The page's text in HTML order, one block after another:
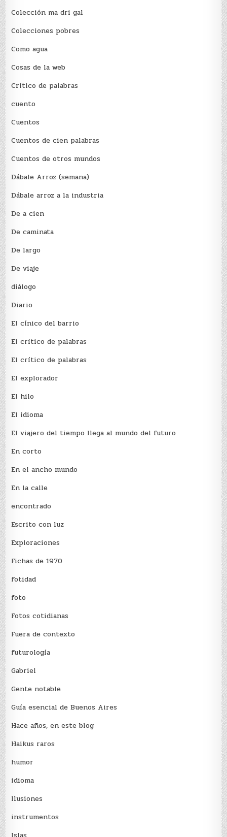
Colección ma dri gal
Colecciones pobres
Como agua
Cosas de la web
Crítico de palabras
cuento
Cuentos
Cuentos de cien palabras
Cuentos de otros mundos
Dábale Arroz (semana)
Dábale arroz a la industria
De a cien
De caminata
De largo
De viaje
diálogo
Diario
El cínico del barrio
El crí­tico de palabras
El crí­tico de palabras
El explorador
El hilo
El idioma
El viajero del tiempo llega al mundo del futuro
En corto
En el ancho mundo
En la calle
encontrado
Escrito con luz
Exploraciones
Fichas de 1970
fotidad
foto
Fotos cotidianas
Fuera de contexto
futurología
Gabriel
Gente notable
Guía esencial de Buenos Aires
Hace años, en este blog
Haikus raros
humor
idioma
Ilusiones
instrumentos